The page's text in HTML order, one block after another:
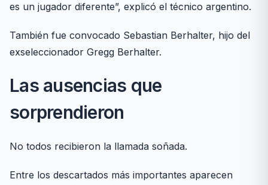
es un jugador diferente”, explicó el técnico argentino.
También fue convocado Sebastian Berhalter, hijo del
exseleccionador Gregg Berhalter.
Las ausencias que
sorprendieron
No todos recibieron la llamada soñada.
Entre los descartados más importantes aparecen